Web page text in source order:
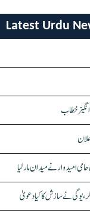
Latest Urdu
انگیز خطاب
امیدوار نے میدان مار لیا
یوگی نے سازش کا کیا دعویٰ